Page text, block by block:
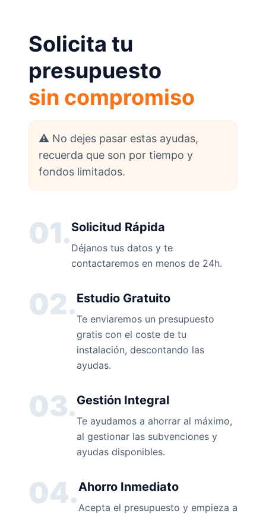
Solicita tu
presupuesto
sin compromiso
⚠️ No dejes pasar estas ayudas,
recuerda que son por tiempo y
fondos limitados.
01.Solicitud Rápida
Déjanos tus datos y te
contactaremos en menos de 24h.
02.Estudio Gratuito
Te enviaremos un presupuesto
gratis con el coste de tu
instalación, descontando las
ayudas.
03.Gestión Integral
Te ayudamos a ahorrar al máximo,
al gestionar las subvenciones y
ayudas disponibles.
04.Ahorro Inmediato
Acepta el presupuesto y empieza a